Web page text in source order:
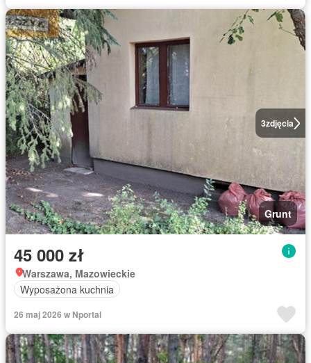
3zdjęcia
Grunt
45 000 zł
Warszawa, Mazowieckie
Wyposażona kuchnia
26 maj 2026 w Nportal